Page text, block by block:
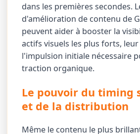
dans les premières secondes.
d'amélioration de contenu de
peuvent aider à booster la
actifs visuels les plus forts,
l'impulsion initiale nécessaire
traction organique.
Le pouvoir du timing
et de la distribution
Même le contenu le plus